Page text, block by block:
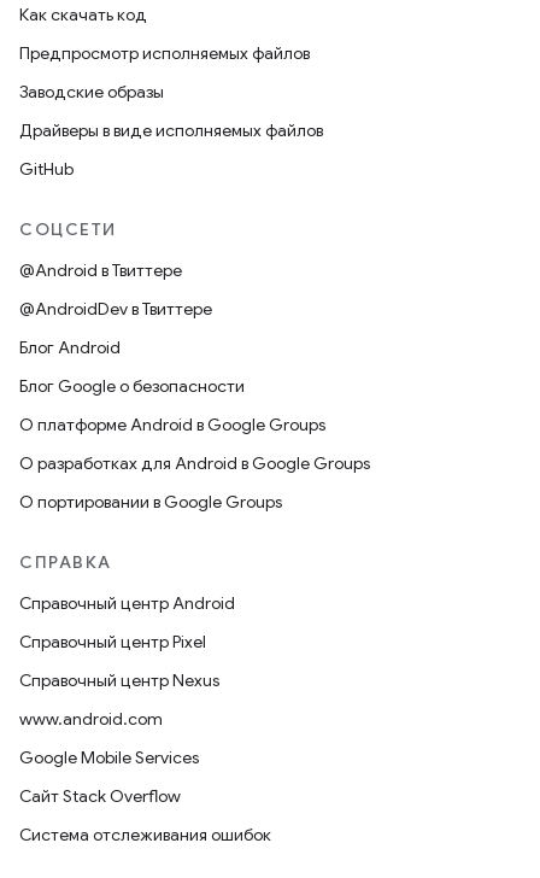
Как скачать код
Предпросмотр исполняемых файлов
Заводские образы
Драйверы в виде исполняемых файлов
GitHub
СОЦСЕТИ
@Android в Твиттере
@AndroidDev в Твиттере
Блог Android
Блог Google о безопасности
О платформе Android в Google Groups
О разработках для Android в Google Groups
О портировании в Google Groups
СПРАВКА
Справочный центр Android
Справочный центр Pixel
Справочный центр Nexus
www.android.com
Google Mobile Services
Сайт Stack Overflow
Система отслеживания ошибок